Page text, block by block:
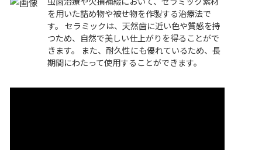
を用いた詰め物や被せ物を作製する治療法で
す。 セラミックは、天然歯に近い色や質感を持
つため、自然で美しい仕上がりを得ることがで
きます。 また、耐久性にも優れているため、長
期間にわたって使用することができます。